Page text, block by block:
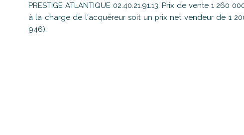
PRESTIGE ATLANTIQUE 02.40.21.91.13. Prix de vente 1 260
à la charge de l'acquéreur soit un prix net vendeur de 1
946).